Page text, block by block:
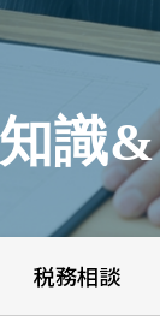
識
税務相談